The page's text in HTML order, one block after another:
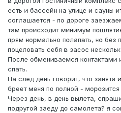
есть и бассейн на улице и сауны
соглашается - по дороге
там происходит минимум
прям нормально полапать, но без
поцеловать себя в засос
После обмениваемся
спать.
На след день говорит, что занята
бреет меня по полной - морозится
Через день, в день вылета,
подругой заеду до самолета? я